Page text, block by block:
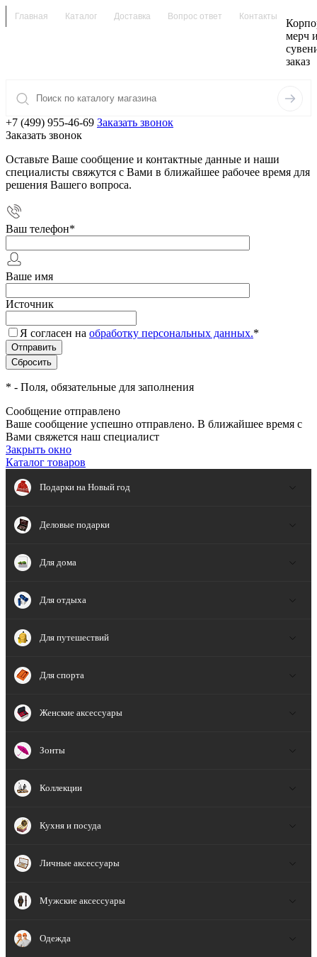
Главная Каталог Доставка Вопрос ответ Контакты
мерч
заказ
+7 (499) 955-46-69 Заказать звонок
Заказать звонок
Оставьте Ваше сообщение и контактные данные и наши
специалисты свяжутся с Вами в ближайшее рабочее время для
решения Вашего вопроса.
Ваш телефон*
Ваше имя
Источник
Я согласен на обработку персональных данных.*
* - Поля, обязательные для заполнения
Сообщение отправлено
Ваше сообщение успешно отправлено. В ближайшее время с
Вами свяжется наш специалист
Закрыть окно
Каталог товаров
Подарки на Новый год
Деловые подарки
Для дома
Для отдыха
Для путешествий
Для спорта
Женские аксессуары
Зонты
Коллекции
Кухня и посуда
Личные аксессуары
Мужские аксессуары
Одежда